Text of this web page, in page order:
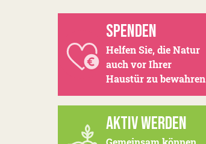
SPENDEN
Helfen Sie, die Natur
auch vor Ihrer
Haustür zu bewahren
AKTIV WERDEN